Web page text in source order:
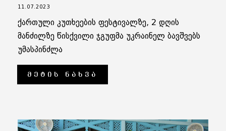
11.07.2023
ქართული კუთხეების ფესტივალზე, 2 დღის
მანძილზე წისქვილი ჯგუფმა უკრაინელ ბავშვებს
უმასპინძლა
ᲛᲔᲢᲘᲡ ᲜᲐᲮᲕᲐ